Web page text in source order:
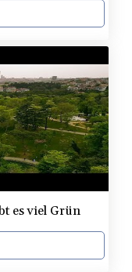
es viel Grün